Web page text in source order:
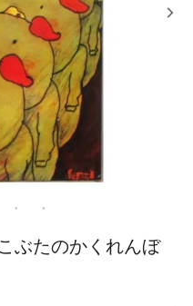
ぶたのかくれんぼ